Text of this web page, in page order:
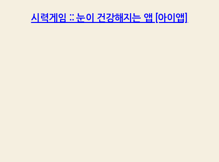
시력게임 :: 눈이 건강해지는 앱 [아이앱]